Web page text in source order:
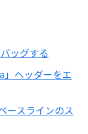
ッグする
」ヘッダーをエ
ースラインのス